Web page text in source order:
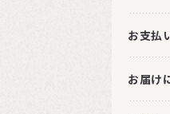
お支払
お届け